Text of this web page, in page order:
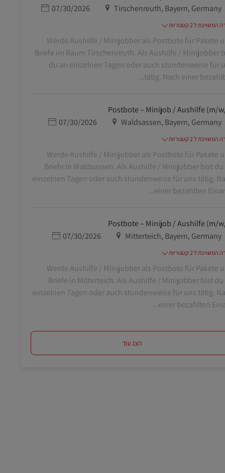
מיקום
Tirschenreuth, Bayern, Germany תאריך פרסום
07/30/2026
ל 2 קטגוריות
Werde Aushilfe / Minijobber als Postbote für Pakete
Briefe im Raum Tirschenreuth. Als Aushilfe / Minijobber
du an einzelnen Tagen oder auch stundenweise für
tätig. Nach einer
Postbote – Minijob / Aushilfe (m/
מיקום
Waldsassen, Bayern, Germany תאריך פרסום
07/30/2026
ל 2 קטגוריות
Werde Aushilfe / Minijobber als Postbote für Pakete
Briefe in Waldsassen. Als Aushilfe / Minijobber bist
einzelnen Tagen oder auch stundenweise für uns tätig.
einer bezahlten
Postbote – Minijob / Aushilfe (m/
מיקום
Mitterteich, Bayern, Germany תאריך פרסום
07/30/2026
ל 2 קטגוריות
Werde Aushilfe / Minijobber als Postbote für Pakete
Briefe in Mitterteich. Als Aushilfe / Minijobber bist du
einzelnen Tagen oder auch stundenweise für uns tätig.
einer bezahlten
הצג עוד